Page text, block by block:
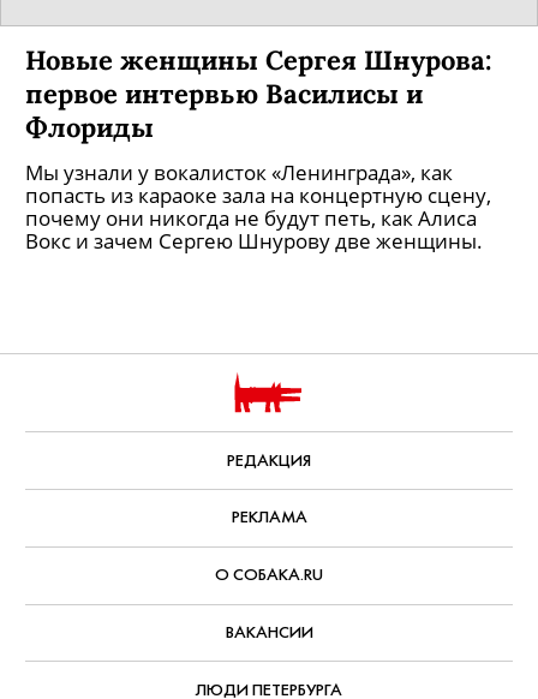
Новые женщины Сергея Шнурова:
первое интервью Василисы и
Флориды
Мы узнали у вокалисток «Ленинграда», как
попасть из караоке зала на концертную сцену,
почему они никогда не будут петь, как Алиса
Вокс и зачем Сергею Шнурову две женщины.
РЕДАКЦИЯ
РЕКЛАМА
О СОБАКА.RU
ВАКАНСИИ
ЛЮДИ ПЕТЕРБУРГА